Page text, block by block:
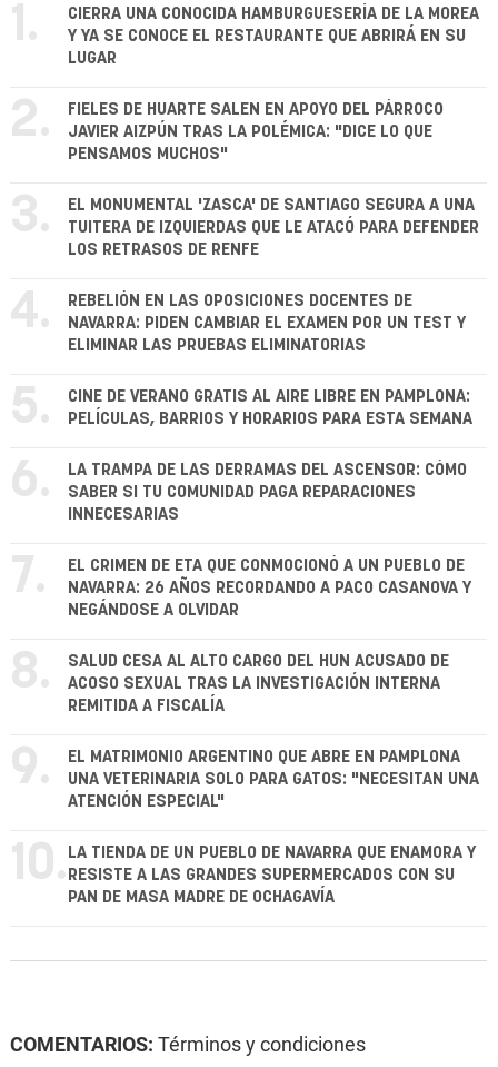
1.
CIERRA UNA CONOCIDA HAMBURGUESERÍA DE LA MOREA
Y YA SE CONOCE EL RESTAURANTE QUE ABRIRÁ EN SU
LUGAR
2.
FIELES DE HUARTE SALEN EN APOYO DEL PÁRROCO
JAVIER AIZPÚN TRAS LA POLÉMICA: "DICE LO QUE
PENSAMOS MUCHOS"
3.
EL MONUMENTAL 'ZASCA' DE SANTIAGO SEGURA A UNA
TUITERA DE IZQUIERDAS QUE LE ATACÓ PARA DEFENDER
LOS RETRASOS DE RENFE
4.
REBELIÓN EN LAS OPOSICIONES DOCENTES DE
NAVARRA: PIDEN CAMBIAR EL EXAMEN POR UN TEST Y
ELIMINAR LAS PRUEBAS ELIMINATORIAS
5.
CINE DE VERANO GRATIS AL AIRE LIBRE EN PAMPLONA:
PELÍCULAS, BARRIOS Y HORARIOS PARA ESTA SEMANA
6.
LA TRAMPA DE LAS DERRAMAS DEL ASCENSOR: CÓMO
SABER SI TU COMUNIDAD PAGA REPARACIONES
INNECESARIAS
7.
EL CRIMEN DE ETA QUE CONMOCIONÓ A UN PUEBLO DE
NAVARRA: 26 AÑOS RECORDANDO A PACO CASANOVA Y
NEGÁNDOSE A OLVIDAR
8.
SALUD CESA AL ALTO CARGO DEL HUN ACUSADO DE
ACOSO SEXUAL TRAS LA INVESTIGACIÓN INTERNA
REMITIDA A FISCALÍA
9.
EL MATRIMONIO ARGENTINO QUE ABRE EN PAMPLONA
UNA VETERINARIA SOLO PARA GATOS: "NECESITAN UNA
ATENCIÓN ESPECIAL"
10. LA TIENDA DE UN PUEBLO DE NAVARRA QUE ENAMORA Y
RESISTE A LAS GRANDES SUPERMERCADOS CON SU
PAN DE MASA MADRE DE OCHAGAVÍA
COMENTARIOS: Términos y condiciones